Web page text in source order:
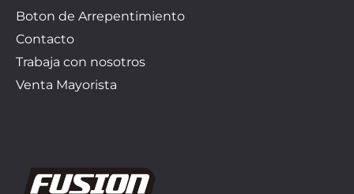
Boton de Arrepentimiento
Contacto
Trabaja con nosotros
Venta Mayorista